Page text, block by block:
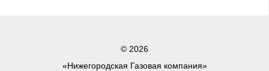
© 2026
«Нижегородская Газовая компания»